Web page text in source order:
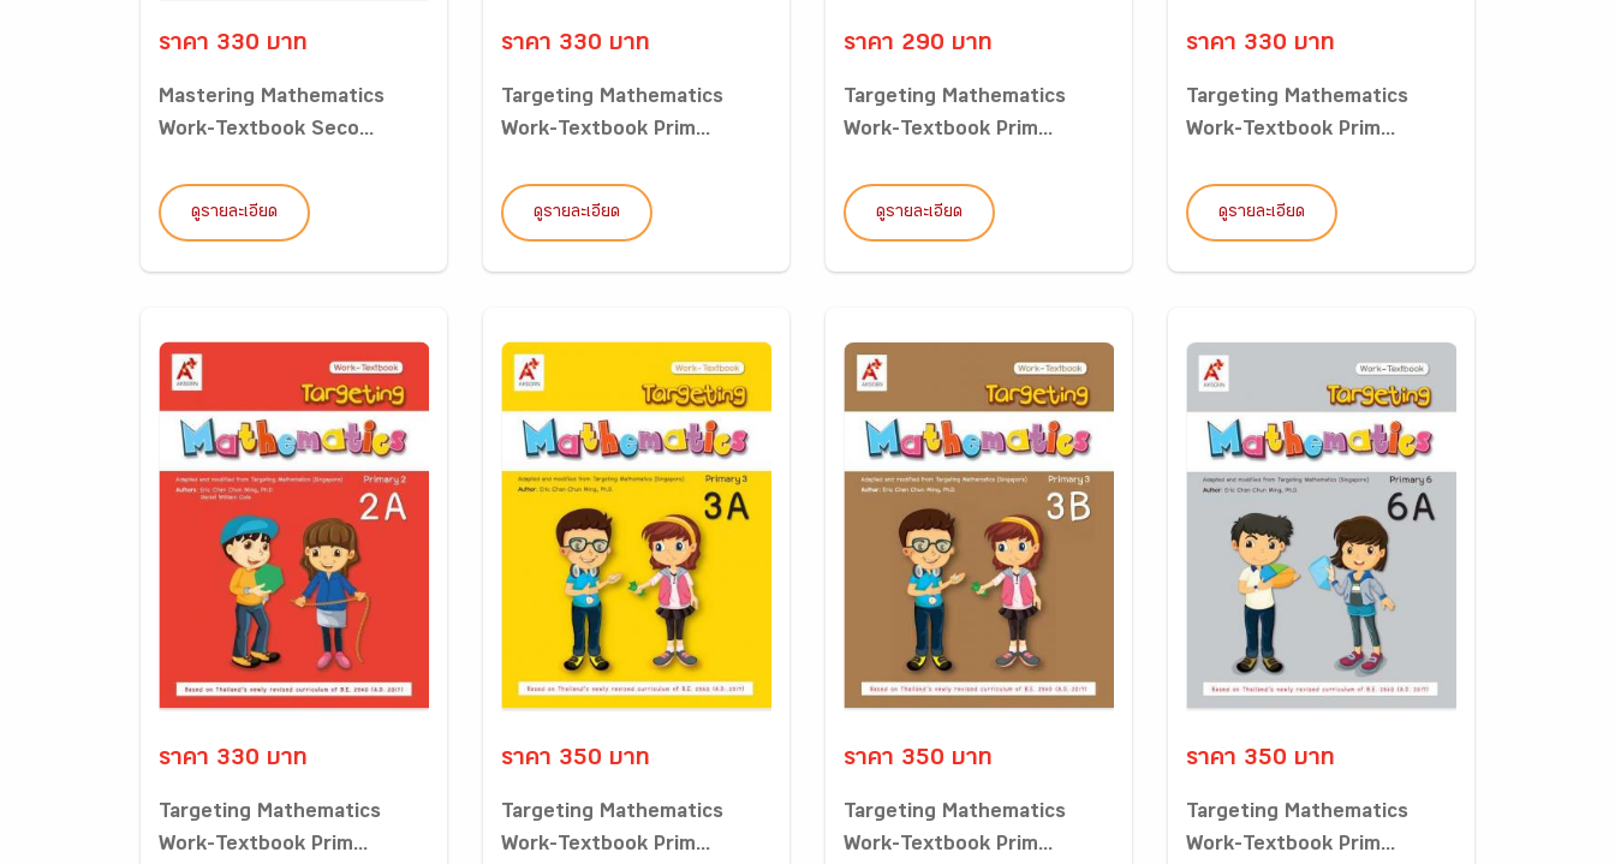
ราคา 330 บาท
Mastering Mathematics
Work-Textbook Seco...
ดูรายละเอียด
ราคา 330 บาท
Targeting Mathematics
Work-Textbook Prim...
ดูรายละเอียด
ราคา 290 บาท
Targeting Mathematics
Work-Textbook Prim...
ดูรายละเอียด
ราคา 330 บาท
Targeting Mathematics
Work-Textbook Prim...
ดูรายละเอียด
ราคา 330 บาท
Targeting Mathematics
Work-Textbook Prim...
ราคา 350 บาท
Targeting Mathematics
Work-Textbook Prim...
ราคา 350 บาท
Targeting Mathematics
Work-Textbook Prim...
ราคา 350 บาท
Targeting Mathematics
Work-Textbook Prim...